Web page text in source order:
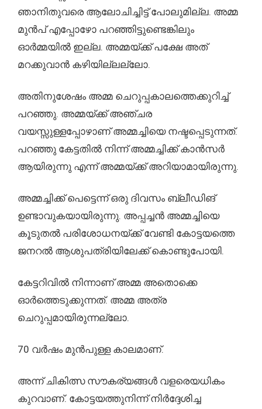
ഞാനിതുവരെ ആലോചിച്ചിട്ട് പോലുമില്ല. അമ്മ
മുൻപ് എപ്പോഴോ പറഞ്ഞിട്ടുണ്ടെങ്കിലും
ഓർമ്മയിൽ ഇല്ല. അമ്മയ്ക്ക് പക്ഷേ അത്
മറക്കുവാൻ കഴിയില്ലല്ലോ.
അതിനുശേഷം അമ്മ ചെറുപ്പകാലത്തെക്കുറിച്ച്
പറഞ്ഞു. അമ്മയ്ക്ക് അഞ്ചര
വയസ്സുള്ളപ്പോഴാണ് അമ്മച്ചിയെ നഷ്ടപ്പെടുന്നത്.
പറഞ്ഞു കേട്ടതിൽ നിന്ന് അമ്മച്ചിക്ക് കാൻസർ
ആയിരുന്നു എന്ന് അമ്മയ്ക്ക് അറിയാമായിരുന്നു.
അമ്മച്ചിക്ക് പെട്ടെന്ന് ഒരു ദിവസം ബ്ലീഡിങ്
ഉണ്ടാവുകയായിരുന്നു. അപ്പച്ചൻ അമ്മച്ചിയെ
കൂടുതൽ പരിശോധനയ്ക്ക് വേണ്ടി കോട്ടയത്തെ
ജനറൽ ആശുപത്രിയിലേക്ക് കൊണ്ടുപോയി.
കേട്ടറിവിൽ നിന്നാണ് അമ്മ അതൊക്കെ
ഓർത്തെടുക്കുന്നത്. അമ്മ അത്ര
ചെറുപ്പമായിരുന്നല്ലോ.
70 വർഷം മുൻപുള്ള കാലമാണ്.
അന്ന് ചികിത്സ സൗകര്യങ്ങൾ വളരെയധികം
കുറവാണ്. കോട്ടയത്തുനിന്ന് നിർദ്ദേശിച്ച